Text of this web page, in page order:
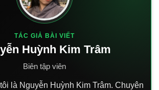
TÁC GIẢ BÀI VIẾT
Huỳnh Kim Trâm
Biên tập viên
là Nguyễn Huỳnh Kim Trâm. Chuyên